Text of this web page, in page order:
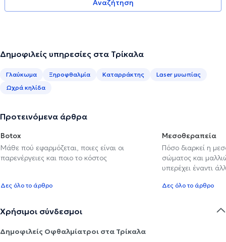
Αναζήτηση
Δημοφιλείς υπηρεσίες στα Τρίκαλα
Γλαύκωμα Ξηροφθαλμία Καταρράκτης
Laser μυωπίας
Ωχρά κηλίδα
Προτεινόμενα άρθρα
Botox
Μάθε πού εφαρμόζεται, ποιες είναι οι
παρενέργειες και ποιο το κόστος
Δες όλο το άρθρο
Μεσοθεραπεία
Πόσο διαρκεί η
σώματος και
υπερέχει έναντι
Δες όλο το άρθρο
Χρήσιμοι σύνδεσμοι
Δημοφιλείς Οφθαλμίατροι στα Τρίκαλα